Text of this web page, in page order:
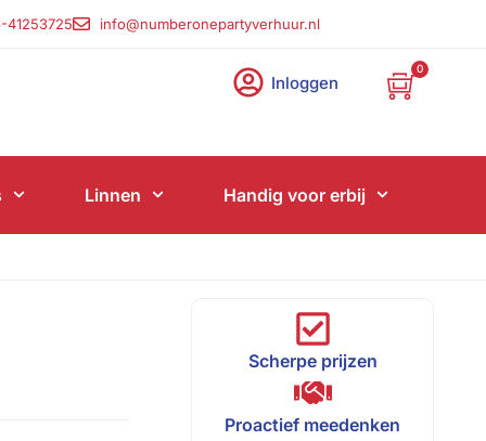
41253725 info@numberonepartyverhuur.nl
Inloggen
0
Linnen Handig voor erbij
Scherpe prijzen
Proactief meedenken